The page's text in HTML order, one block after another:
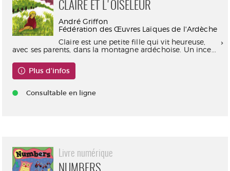
CLAIRE ET L'OISELEUR
André Griffon
Fédération des Œuvres Laïques de l'Ardèche
Claire est une petite fille qui vit heureuse,
avec ses parents, dans la montagne ardéchoise. Un ince...
Plus d'infos
Consultable en ligne
Livre numérique